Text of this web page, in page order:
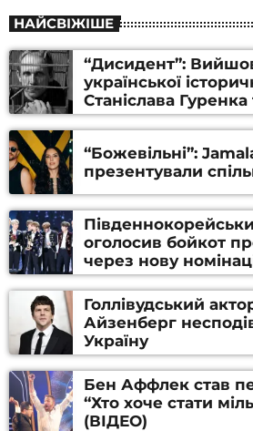
НАЙСВІЖІШЕ
“Дисидент”:
української
Станіслава
Алфьорова (ВІДЕО)
“Божевільні”:
презентували
оголосив бойкот
через нову
Голлівудський
Айзенберг
Україну
Бен Аффлек став
“Хто хоче стати
(ВІДЕО)